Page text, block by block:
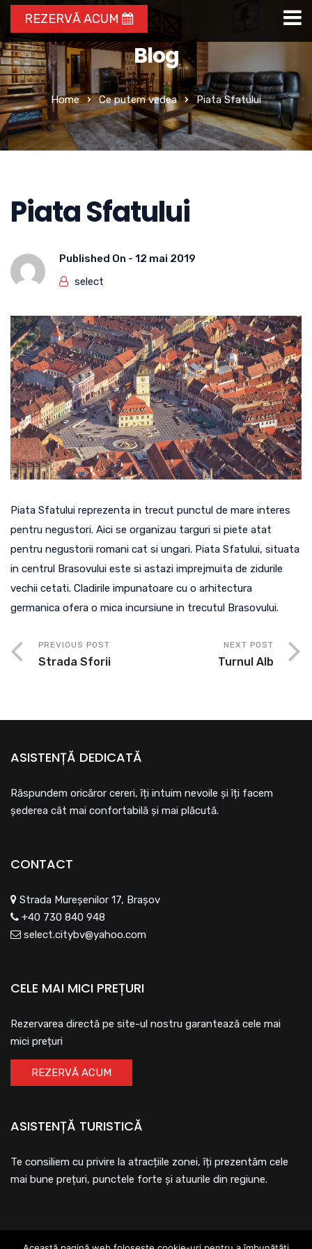
REZERVĂ ACUM
Blog
Home Ce putem vedea Piata Sfatului
Piata Sfatului
Published On - 12 mai 2019
select
Piata Sfatului reprezenta in trecut punctul de mare interes
pentru negustori. Aici se organizau targuri si piete atat
pentru negustorii romani cat si ungari. Piata Sfatului, situata
in centrul Brasovului este si astazi imprejmuita de zidurile
vechii cetati. Cladirile impunatoare cu o arhitectura
germanica ofera o mica incursiune in trecutul Brasovului.
PREVIOUS POST
Strada Sforii
NEXT POST
Turnul Alb
ASISTENȚĂ DEDICATĂ
Răspundem oricăror cereri, îți intuim nevoile și îți facem
șederea cât mai confortabilă și mai plăcută.
CONTACT
Strada Mureșenilor 17, Brașov
+40 730 840 948
select.citybv@yahoo.com
CELE MAI MICI PREȚURI
Rezervarea directă pe site-ul nostru garantează cele mai
mici prețuri
REZERVĂ ACUM
ASISTENȚĂ TURISTICĂ
Te consiliem cu privire la atracțiile zonei, îți prezentăm cele
mai bune prețuri, punctele forte și atuurile din regiune.